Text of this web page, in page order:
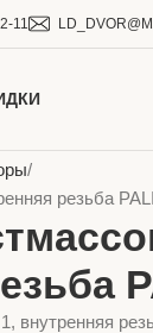
11
резьба
внутренняя